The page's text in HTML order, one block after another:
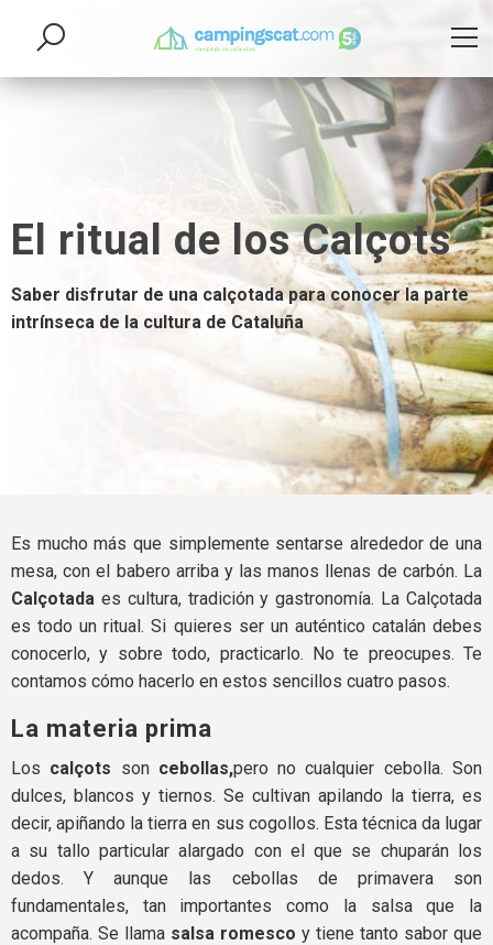
El ritual de los Calçots
Saber disfrutar de una calçotada para conocer la parte
intrínseca de la cultura de Cataluña
Es mucho más que simplemente sentarse alrededor de una
mesa, con el babero arriba y las manos llenas de carbón. La
Calçotada es cultura, tradición y gastronomía. La Calçotada
es todo un ritual. Si quieres ser un auténtico catalán debes
conocerlo, y sobre todo, practicarlo. No te preocupes. Te
contamos cómo hacerlo en estos sencillos cuatro pasos.
La materia prima
Los calçots son cebollas,pero no cualquier cebolla. Son
dulces, blancos y tiernos. Se cultivan apilando la tierra, es
decir, apiñando la tierra en sus cogollos. Esta técnica da lugar
a su tallo particular alargado con el que se chuparán los
dedos. Y aunque las cebollas de primavera son
fundamentales, tan importantes como la salsa que la
acompaña. Se llama salsa romesco y tiene tanto sabor que